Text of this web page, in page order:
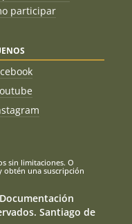
participar
sin limitaciones. O
obtén una suscripción
Santiago de